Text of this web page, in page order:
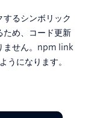
るシンボリック
ため、コード更新
ません。npm link
うになります。